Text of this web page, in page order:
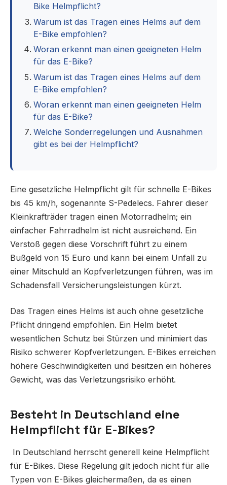
Bike Helmpflicht?
Warum ist das Tragen eines Helms auf dem
E-Bike empfohlen?
Woran erkennt man einen geeigneten Helm
für das E-Bike?
Warum ist das Tragen eines Helms auf dem
E-Bike empfohlen?
Woran erkennt man einen geeigneten Helm
für das E-Bike?
Welche Sonderregelungen und Ausnahmen
gibt es bei der Helmpflicht?
Eine gesetzliche Helmpflicht gilt für schnelle E-Bikes
bis 45 km/h, sogenannte S-Pedelecs. Fahrer dieser
Kleinkrafträder tragen einen Motorradhelm; ein
einfacher Fahrradhelm ist nicht ausreichend. Ein
Verstoß gegen diese Vorschrift führt zu einem
Bußgeld von 15 Euro und kann bei einem Unfall zu
einer Mitschuld an Kopfverletzungen führen, was im
Schadensfall Versicherungsleistungen kürzt.
Das Tragen eines Helms ist auch ohne gesetzliche
Pflicht dringend empfohlen. Ein Helm bietet
wesentlichen Schutz bei Stürzen und minimiert das
Risiko schwerer Kopfverletzungen. E-Bikes erreichen
höhere Geschwindigkeiten und besitzen ein höheres
Gewicht, was das Verletzungsrisiko erhöht.
Besteht in Deutschland eine
Helmpflicht für E-Bikes?
In Deutschland herrscht generell keine Helmpflicht
für E-Bikes. Diese Regelung gilt jedoch nicht für alle
Typen von E-Bikes gleichermaßen, da es einen